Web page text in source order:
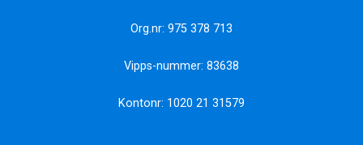
Org.nr: 975 378 713
Vipps-nummer: 83638
Kontonr: 1020 21 31579